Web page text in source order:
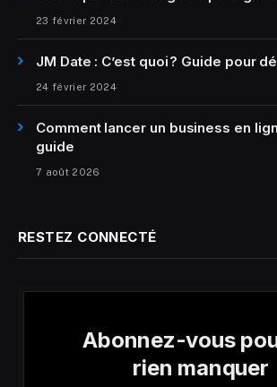
23 février 2024
JM Date : C’est quoi ? Guide pour
24 février 2024
Comment lancer un business en
guide
7 août 2026
RESTEZ CONNECTÉ
Abonnez-vous
rien manquer